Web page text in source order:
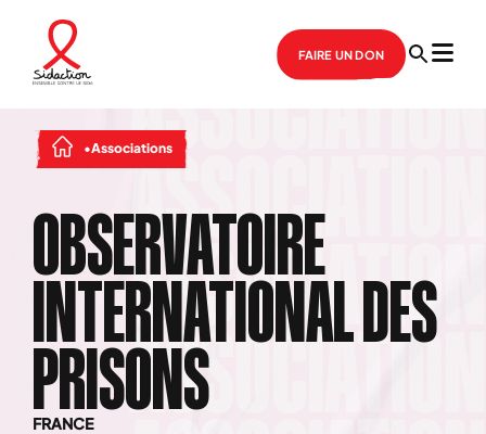
FAIRE UN DON
Associations
OBSERVATOIRE
INTERNATIONAL DES
PRISONS
FRANCE